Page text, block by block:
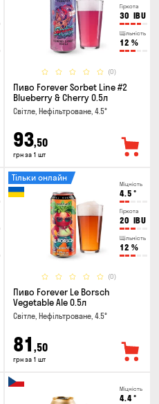
Гіркота
30 IBU
Щільність
12 %
(0)
Пиво Forever Sorbet Line #2
Blueberry & Cherry 0.5л
Світле, Нефільтроване, 4.5°
93,50
грн за 1 шт
Міцність
4.5 °
Гіркота
20 IBU
Щільність
12 %
(0)
Тільки онлайн
Пиво Forever Le Borsch
Vegetable Ale 0.5л
Світле, Нефільтроване, 4.5°
81 ,50
грн за 1 шт
Міцність
4.4°